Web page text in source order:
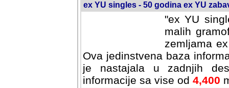
ex YU singles - 50 godina ex YU
"ex YU
malih
zemljama
Ova jedinstvena baza
je nastajala u zadnjih
informacije sa vise od 4,400